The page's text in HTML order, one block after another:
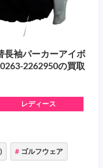
長袖パーカーアイボ
2262950の買取
レディース
ゴルフウェア